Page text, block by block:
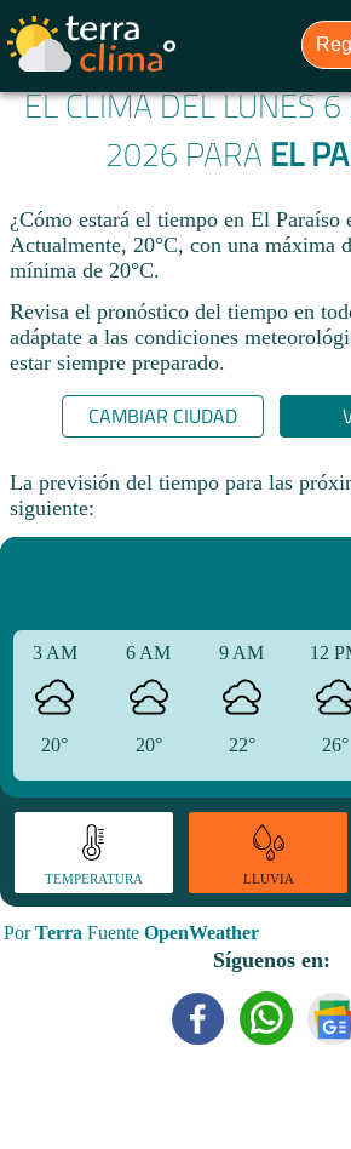
EL CLIMA DEL LUNES 6
2026 PARA EL
¿Cómo estará el tiempo en El Paraíso
Actualmente, 20°C, con una máxima
mínima de 20°C.
Revisa el pronóstico del tiempo en
adáptate a las condiciones
estar siempre preparado.​
CAMBIAR CIUDAD
La previsión del tiempo para las
siguiente:
3 AM
20°
6 AM
20°
9 AM
22°
12
26°
TEMPERATURA LLUVIA
PorTerra Fuente OpenWeather
Síguenos en: